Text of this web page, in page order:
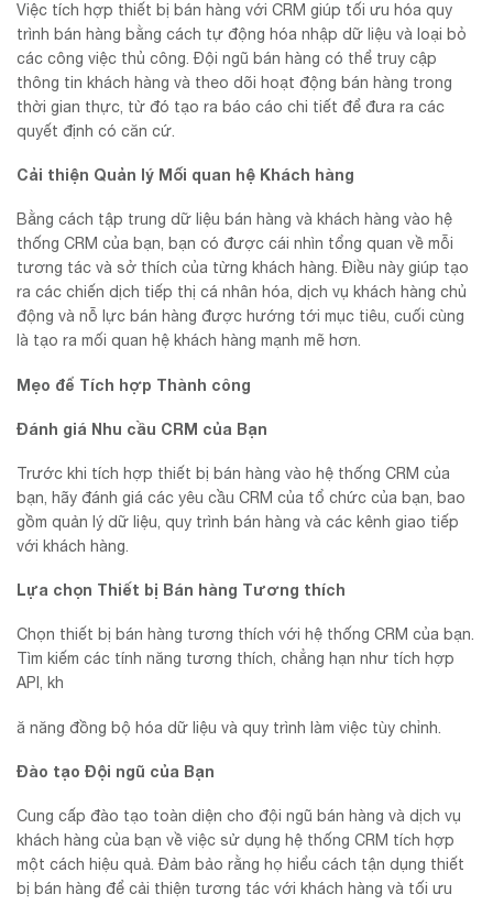
Việc tích hợp thiết bị bán hàng với CRM giúp tối ưu hóa quy
trình bán hàng bằng cách tự động hóa nhập dữ liệu và loại bỏ
các công việc thủ công. Đội ngũ bán hàng có thể truy cập
thông tin khách hàng và theo dõi hoạt động bán hàng trong
thời gian thực, từ đó tạo ra báo cáo chi tiết để đưa ra các
quyết định có căn cứ.
Cải thiện Quản lý Mối quan hệ Khách hàng
Bằng cách tập trung dữ liệu bán hàng và khách hàng vào hệ
thống CRM của bạn, bạn có được cái nhìn tổng quan về mỗi
tương tác và sở thích của từng khách hàng. Điều này giúp tạo
ra các chiến dịch tiếp thị cá nhân hóa, dịch vụ khách hàng chủ
động và nỗ lực bán hàng được hướng tới mục tiêu, cuối cùng
là tạo ra mối quan hệ khách hàng mạnh mẽ hơn.
Mẹo để Tích hợp Thành công
Đánh giá Nhu cầu CRM của Bạn
Trước khi tích hợp thiết bị bán hàng vào hệ thống CRM của
bạn, hãy đánh giá các yêu cầu CRM của tổ chức của bạn, bao
gồm quản lý dữ liệu, quy trình bán hàng và các kênh giao tiếp
với khách hàng.
Lựa chọn Thiết bị Bán hàng Tương thích
Chọn thiết bị bán hàng tương thích với hệ thống CRM của bạn.
Tìm kiếm các tính năng tương thích, chẳng hạn như tích hợp
API, kh
ă năng đồng bộ hóa dữ liệu và quy trình làm việc tùy chỉnh.
Đào tạo Đội ngũ của Bạn
Cung cấp đào tạo toàn diện cho đội ngũ bán hàng và dịch vụ
khách hàng của bạn về việc sử dụng hệ thống CRM tích hợp
một cách hiệu quả. Đảm bảo rằng họ hiểu cách tận dụng thiết
bị bán hàng để cải thiện tương tác với khách hàng và tối ưu